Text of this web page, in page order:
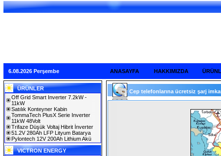
6.08.2026 Perşembe ANASAYFA HAKKIMIZDA
ÜRÜNLER
Off Grid Smart Inverter 7.2kW -
11kW
Satılık Konteyner Kabin
TommaTech PlusX Serie Inverter
11kW 48Volt
Trifaze Düşük Voltaj Hibrit İnverter
51.2V 280Ah LFP Lityum Batarya
Pylontech 12V 200Ah Lithium Akü
VICTRON ENERGY
Cep telefonlarına ücretsiz şarj